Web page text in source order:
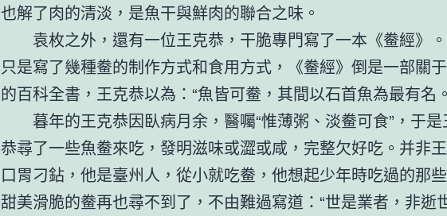
也解了肉的清淡，是魚干與鮮肉的聯合之味。
袁枚之外，還有一位王克恭，干脆專門寫了一本《鲞經》
只是寫了幾種鲞的制作方式和食用方式，《鲞經》倒是一部關
的百科全書，王克恭以為：“魚皆可鲞，其間以石首魚為最有名
暮年的王克恭因臥病月余，醫囑“惟薄粥、淡鲞可食”，于是
恭尋了一些魚鲞來吃，發明滋味或澀或咸，完整欠好吃。并非
口胃刁鉆，他是臺州人，從小就吃鲞，他想起少年時吃過的那
甜美滑脆的鲞再也尋不到了，不由難過寫道：“世是業者，非逝